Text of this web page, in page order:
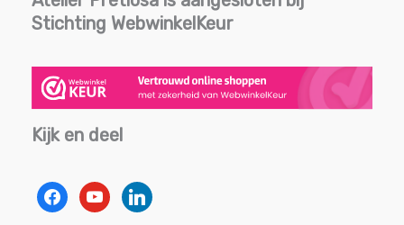
Stichting WebwinkelKeur
Kijk en deel
facebookyoutubelinkedin